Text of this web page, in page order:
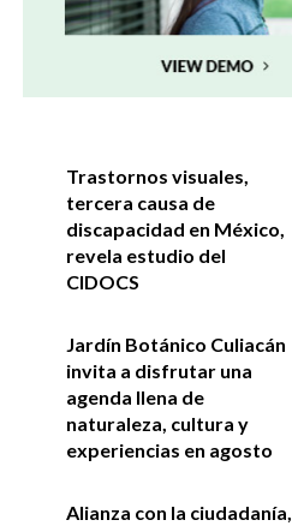
Trastornos visuales,
tercera causa de
discapacidad en México,
revela estudio del
CIDOCS
Jardín Botánico Culiacán
invita a disfrutar una
agenda llena de
naturaleza, cultura y
experiencias en agosto
Alianza con la ciudadanía,